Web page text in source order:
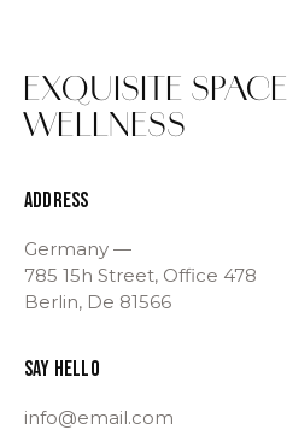
EXQUISITE SPACE
WELLNESS
ADDRESS
Germany —
785 15h Street, Office 478
Berlin, De 81566
SAY HELLO
info@email.com